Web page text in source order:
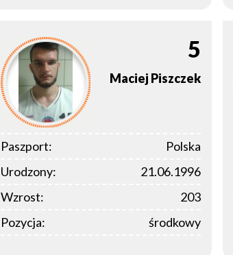
5
Maciej Piszczek
Paszport:
Polska
Urodzony:
21.06.1996
Wzrost:
203
Pozycja:
środkowy